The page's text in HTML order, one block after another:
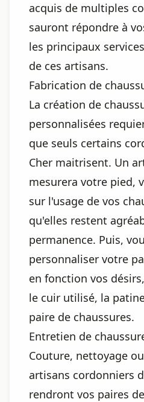
acquis de multiples
sauront répondre à
les principaux
de ces artisans.
Fabrication de
La création de
personnalisées
que seuls certains
Cher maitrisent. Un
mesurera votre pied,
sur l'usage de vos
qu'elles restent
permanence. Puis,
personnaliser votre
en fonction vos
le cuir utilisé, la
paire de chaussures.
Entretien de
Couture, nettoyage
artisans cordonniers
rendront vos paires